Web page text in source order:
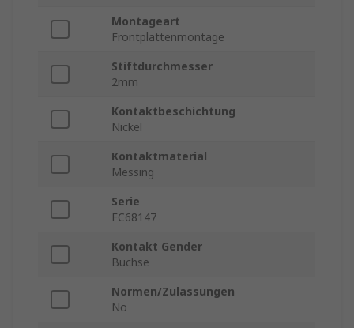
Montageart
Frontplattenmontage
Stiftdurchmesser
2mm
Kontaktbeschichtung
Nickel
Kontaktmaterial
Messing
Serie
FC68147
Kontakt Gender
Buchse
Normen/Zulassungen
No